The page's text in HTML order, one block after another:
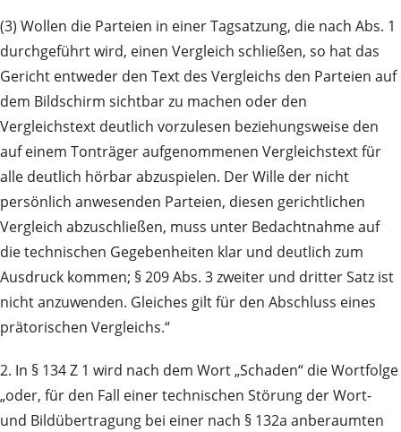
(3) Wollen die Parteien in einer Tagsatzung, die nach Abs. 1
durchgeführt wird, einen Vergleich schließen, so hat das
Gericht entweder den Text des Vergleichs den Parteien auf
dem Bildschirm sichtbar zu machen oder den
Vergleichstext deutlich vorzulesen beziehungsweise den
auf einem Tonträger aufgenommenen Vergleichstext für
alle deutlich hörbar abzuspielen. Der Wille der nicht
persönlich anwesenden Parteien, diesen gerichtlichen
Vergleich abzuschließen, muss unter Bedachtnahme auf
die technischen Gegebenheiten klar und deutlich zum
Ausdruck kommen; § 209 Abs. 3 zweiter und dritter Satz ist
nicht anzuwenden. Gleiches gilt für den Abschluss eines
prätorischen Vergleichs.“
2. In § 134 Z 1 wird nach dem Wort „Schaden“ die Wortfolge
„oder, für den Fall einer technischen Störung der Wort-
und Bildübertragung bei einer nach § 132a anberaumten